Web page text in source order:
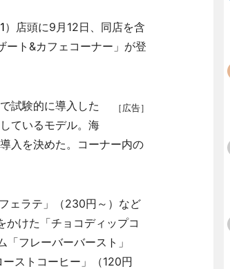
）店頭に9月12日、同店を含
ート&カフェコーナー」が登
［広告］
試験的に導入した
ているモデル。海
入を決めた。コーナー内の
ェラテ」（230円～）など
けた「チョコディップコ
フレーバーバースト」
ストコーヒー」（120円